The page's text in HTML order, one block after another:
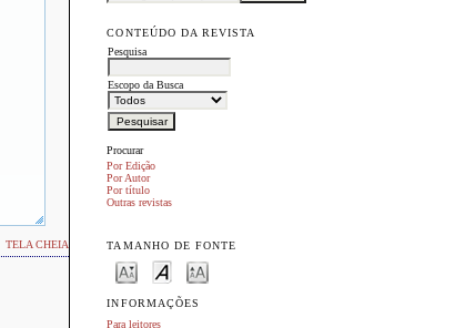
CONTEÚDO DA REVISTA
Pesquisa
Escopo da Busca
Procurar
Por Edição
Por Autor
Por título
Outras revistas
TAMANHO DE FONTE
INFORMAÇÕES
Para leitores
TELA CHEIA